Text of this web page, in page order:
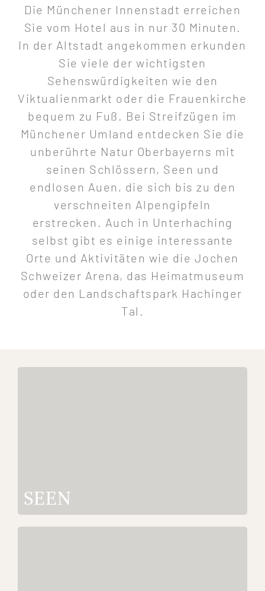
Die Münchener Innenstadt erreichen
Sie vom Hotel aus in nur 30 Minuten.
In der Altstadt angekommen erkunden
Sie viele der wichtigsten
Sehenswürdigkeiten wie den
Viktualienmarkt oder die Frauenkirche
bequem zu Fuß. Bei Streifzügen im
Münchener Umland entdecken Sie die
unberührte Natur Oberbayerns mit
seinen Schlössern, Seen und
endlosen Auen, die sich bis zu den
verschneiten Alpengipfeln
erstrecken. Auch in Unterhaching
selbst gibt es einige interessante
Orte und Aktivitäten wie die Jochen
Schweizer Arena, das Heimatmuseum
oder den Landschaftspark Hachinger
Tal.
SEEN